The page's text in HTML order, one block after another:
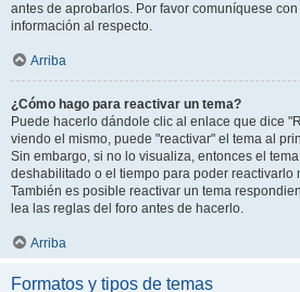
antes de aprobarlos. Por favor comuníquese
información al respecto.
Arriba
¿Cómo hago para reactivar un tema?
Puede hacerlo dándole clic al enlace que dice
viendo el mismo, puede "reactivar" el tema al
Sin embargo, si no lo visualiza, entonces el
deshabilitado o el tiempo para poder reactivarlo
También es posible reactivar un tema
lea las reglas del foro antes de hacerlo.
Arriba
Formatos y tipos de temas